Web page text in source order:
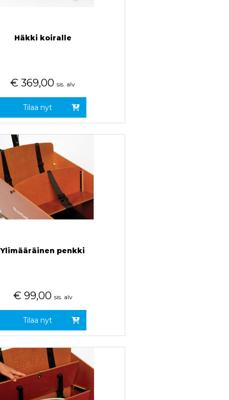
Häkki koiralle
€ 369,00 sis. alv
Tilaa nyt
Ylimääräinen penkki
€ 99,00 sis. alv
Tilaa nyt